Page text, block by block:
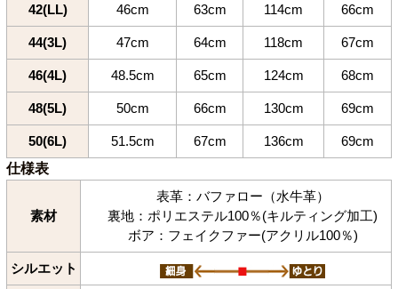
42(LL) 46cm 63cm 114cm 66cm
44(3L) 47cm 64cm 118cm 67cm
46(4L) 48.5cm 65cm 124cm 68cm
48(5L) 50cm 66cm 130cm 69cm
50(6L) 51.5cm 67cm 136cm 69cm
仕様表
素材
表革：バファロー（水牛革）
裏地：ポリエステル100％(キルティング加工)
ボア：フェイクファー(アクリル100％)
シルエット